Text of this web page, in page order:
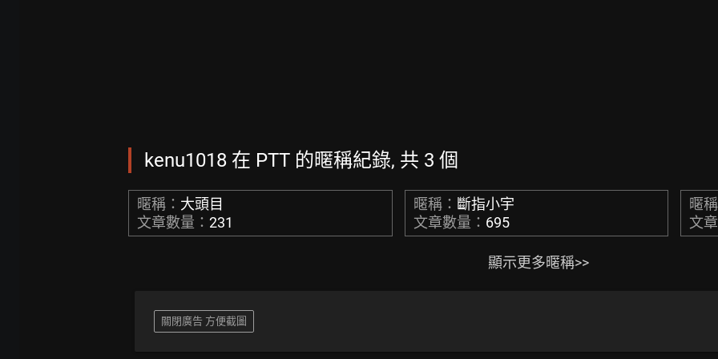
kenu1018 在 PTT 的暱稱紀錄, 共 3 個
暱稱： 大頭目
文章數量： 231
暱稱： 斷指小宇
文章數量： 695
暱稱
文
顯示更多暱稱>>
關閉廣告 方便截圖